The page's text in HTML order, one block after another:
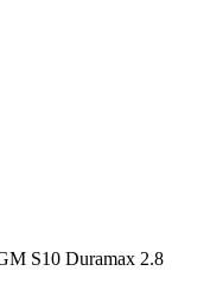
S10 Duramax 2.8